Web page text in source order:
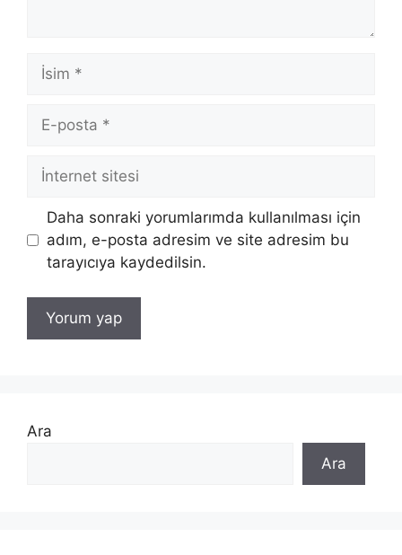
İsim
posta
İnternet
Daha sonraki yorumlarımda kullanılması için
adım, e-posta adresim ve site adresim bu
tarayıcıya kaydedilsin.
Ara
Ara